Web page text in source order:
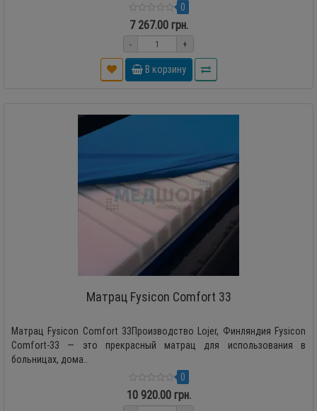
0
7 267.00 грн.
- +
В корзину
Матрац Fysicon Comfort 33
Матрац Fysicon Comfort 33Производство Lojer, Финляндия Fysicon
Comfort-33 — это прекрасный матрац для использования в
больницах, дома..
0
10 920.00 грн.